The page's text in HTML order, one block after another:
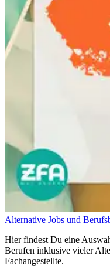
Alternative Jobs und
Hier findest Du eine
Berufen inklusive vieler
Fachangestellte.